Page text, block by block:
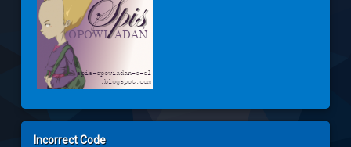
Incorrect Code